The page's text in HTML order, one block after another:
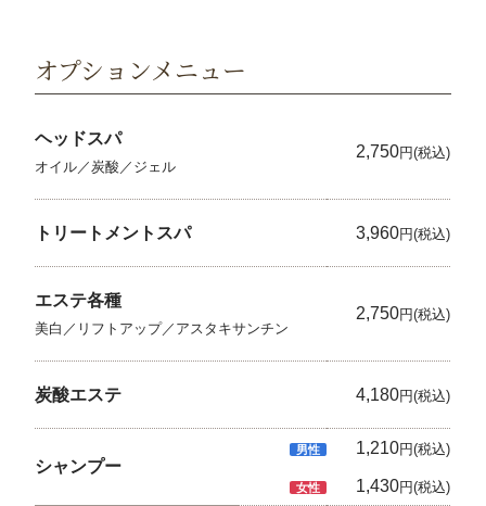
オプションメニュー
ヘッドスパ
オイル／炭酸／ジェル
2,750円(税込)
トリートメントスパ 3,960円(税込)
エステ各種
美白／リフトアップ／アスタキサンチン
2,750円(税込)
炭酸エステ 4,180円(税込)
シャンプー
男性 1,210円(税込)
女性 1,430円(税込)